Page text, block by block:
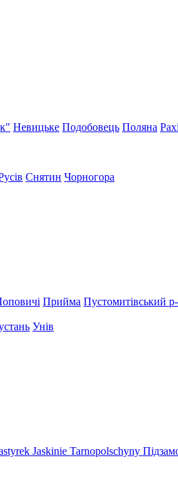
Невицьке Подобовець Поляна
Снятин Чорногора
Прийма Пустомитівський
Унів
Jaskinie Tarnopolschyny